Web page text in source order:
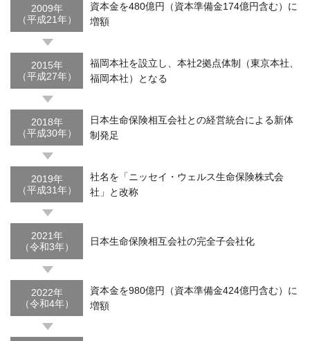
2009年
（平成21年）
資本金を480億円（資本準備金174億円含む）に
増額
2015年
（平成27年）
福岡本社を設立し、本社2拠点体制（東京本社、
福岡本社）となる
2018年
（平成30年）
日本生命保険相互会社との経営統合による新体
制発足
2019年
（平成31年）
社名を「ニッセイ・ウェルス生命保険株式会
社」と改称
2021年
（令和3年）
日本生命保険相互会社の完全子会社化
2022年
（令和4年）
資本金を980億円（資本準備金424億円含む）に
増額